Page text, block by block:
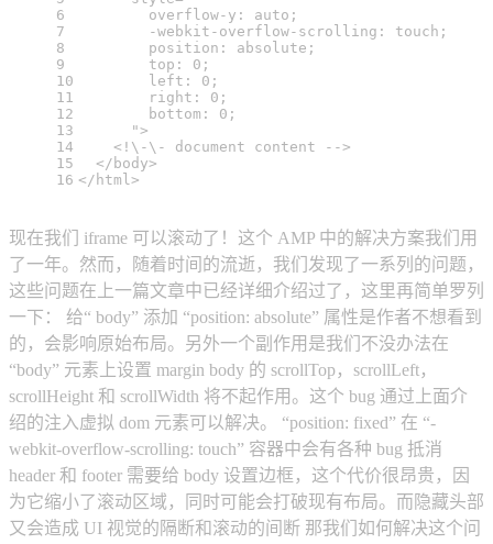
6
7
8
9
10
11
12
13
14
15
16
        overflow-y: auto;
        -webkit-overflow-scrolling: touch;
        position: absolute;
        top: 0;
        left: 0;
        right: 0;
        bottom: 0;
      "
>
    <!\-\- document content -->
</ body>
</ html>
现在我们 iframe 可以滚动了！这个 AMP 中的解决方案我们用
了一年。然而，随着时间的流逝，我们发现了一系列的问题，
这些问题在上一篇文章中已经详细介绍过了，这里再简单罗列
一下： 给“ body” 添加 “position: absolute” 属性是作者不想看到
的，会影响原始布局。另外一个副作用是我们不没办法在
“body” 元素上设置 margin body 的 scrollTop，scrollLeft，
scrollHeight 和 scrollWidth 将不起作用。这个 bug 通过上面介
绍的注入虚拟 dom 元素可以解决。 “position: fixed” 在 “-
webkit-overflow-scrolling: touch” 容器中会有各种 bug 抵消
header 和 footer 需要给 body 设置边框，这个代价很昂贵，因
为它缩小了滚动区域，同时可能会打破现有布局。而隐藏头部
又会造成 UI 视觉的隔断和滚动的间断 那我们如何解决这个问